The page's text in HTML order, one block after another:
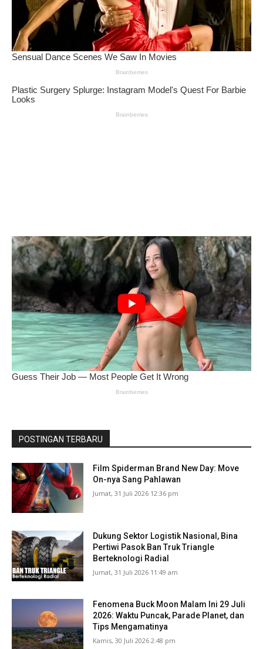
POSTINGAN TERBARU
Film Spiderman Brand New Day: Move
On-nya Sang Pahlawan
Jumat, 31 Juli 2026 12:36 pm
Dukung Sektor Logistik Nasional, Bina
Pertiwi Pasok Ban Truk Triangle
Berteknologi Radial
Jumat, 31 Juli 2026 11:49 am
Fenomena Buck Moon Malam Ini 29 Juli
2026: Waktu Puncak, Parade Planet, dan
Tips Mengamatinya
Kamis, 30 Juli 2026 2:48 pm